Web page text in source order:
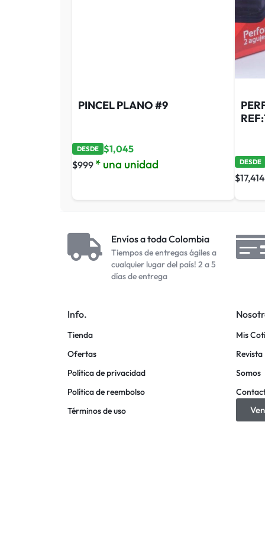
PINCEL PLANO #9
DESDE $1,045
$999 * una unidad DESDE
$17,414
Envíos a toda Colombia
Tiempos de entregas ágiles a
cualquier lugar del país! 2 a 5
días de entrega
Info.
Tienda
Ofertas
Política de privacidad
Política de reembolso
Términos de uso
Mis
Somos